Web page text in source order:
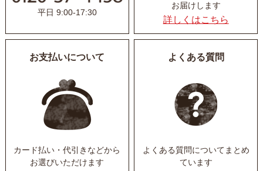
平日 9:00-17:30
お届けします
詳しくはこちら
お支払いについて
カード払い・代引きなどから
お選びいただけます
よくある質問
よくある質問について まとめ
ています